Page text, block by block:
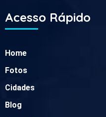
Acesso Rápido
Home
Fotos
Cidades
Blog